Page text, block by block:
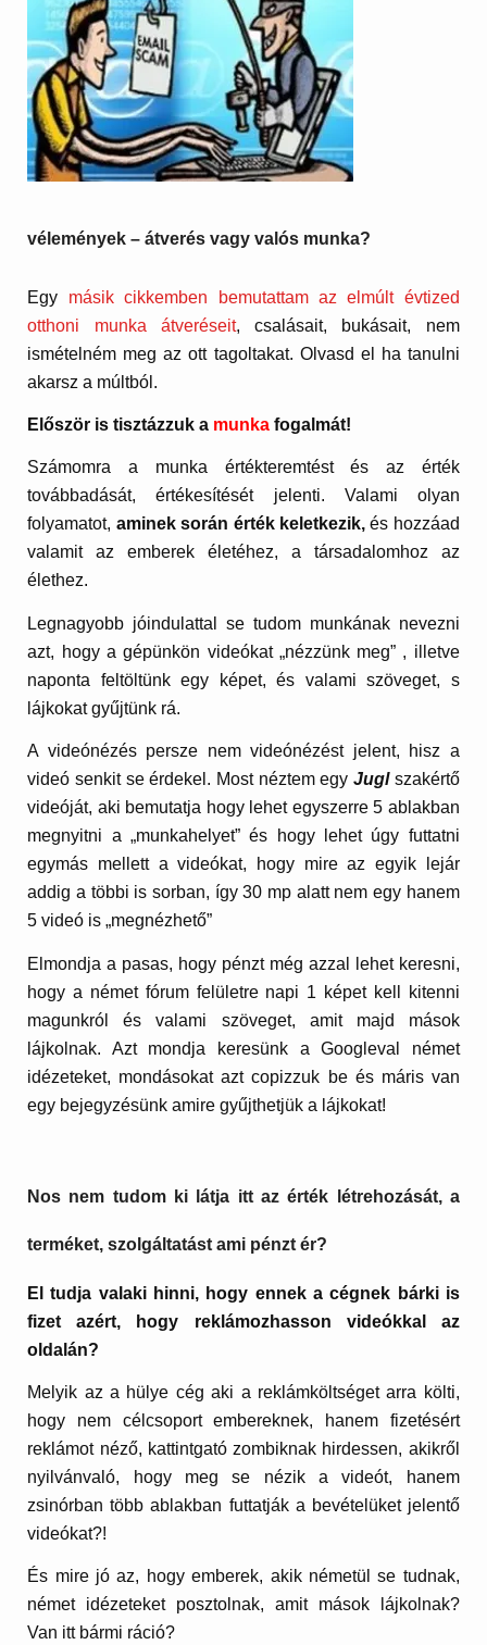
vélemények – átverés vagy valós munka?
Egy másik cikkemben bemutattam az elmúlt évtized
otthoni munka átveréseit, csalásait, bukásait, nem
ismételném meg az ott tagoltakat. Olvasd el ha tanulni
akarsz a múltból.
Először is tisztázzuk a munka fogalmát!
Számomra a munka értékteremtést és az érték
továbbadását, értékesítését jelenti. Valami olyan
folyamatot, aminek során érték keletkezik,és hozzáad
valamit az emberek életéhez, a társadalomhoz az
élethez.
Legnagyobb jóindulattal se tudom munkának nevezni
azt, hogy a gépünkön videókat „nézzünk meg” , illetve
naponta feltöltünk egy képet, és valami szöveget, s
lájkokat gyűjtünk rá.
A videónézés persze nem videónézést jelent, hisz a
videó senkit se érdekel. Most néztem egyJugl szakértő
videóját, aki bemutatja hogy lehet egyszerre 5 ablakban
megnyitni a „munkahelyet” és hogy lehet úgy futtatni
egymás mellett a videókat, hogy mire az egyik lejár
addig a többi is sorban, így 30 mp alatt nem egy hanem
5 videó is „megnézhető”
Elmondja a pasas, hogy pénzt még azzal lehet keresni,
hogy a német fórum felületre napi 1 képet kell kitenni
magunkról és valami szöveget, amit majd mások
lájkolnak. Azt mondja keresünk a Googleval német
idézeteket, mondásokat azt copizzuk be és máris van
egy bejegyzésünk amire gyűjthetjük a lájkokat!
Nos nem tudom ki látja itt az érték létrehozását, a
terméket, szolgáltatást ami pénzt ér?
El tudja valaki hinni, hogy ennek a cégnek bárki is
fizet azért, hogy reklámozhasson videókkal az
oldalán?
Melyik az a hülye cég aki a reklámköltséget arra költi,
hogy nem célcsoport embereknek, hanem fizetésért
reklámot néző, kattintgató zombiknak hirdessen, akikről
nyilvánvaló, hogy meg se nézik a videót, hanem
zsinórban több ablakban futtatják a bevételüket jelentő
videókat?!
És mire jó az, hogy emberek, akik németül se tudnak,
német idézeteket posztolnak, amit mások lájkolnak?
Van itt bármi ráció?